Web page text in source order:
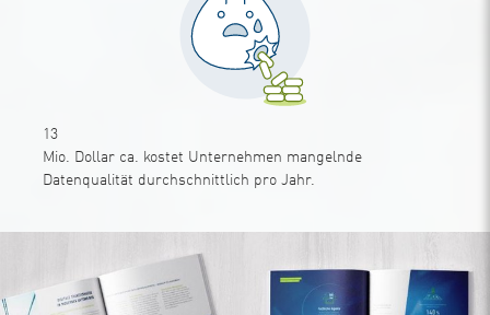
13
Mio. Dollar ca. kostet Unternehmen mangelnde
Datenqualität durchschnittlich pro Jahr.